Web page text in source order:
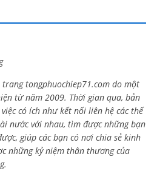
tongphuochiep71.com do một
từ năm 2009. Thời gian qua, bản
có ích như kết nối liên hệ các thế
nước với nhau, tìm được những bạn
giúp các bạn có nơi chia sẻ kinh
những kỷ niệm thân thương của